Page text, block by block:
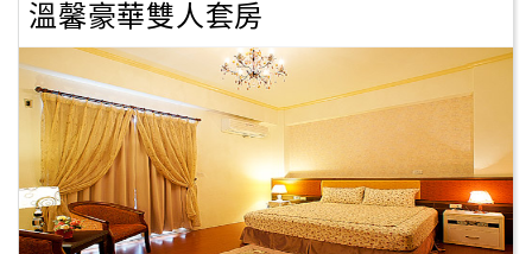
聯
單
Line
線
上
客
溫馨豪華雙人套房